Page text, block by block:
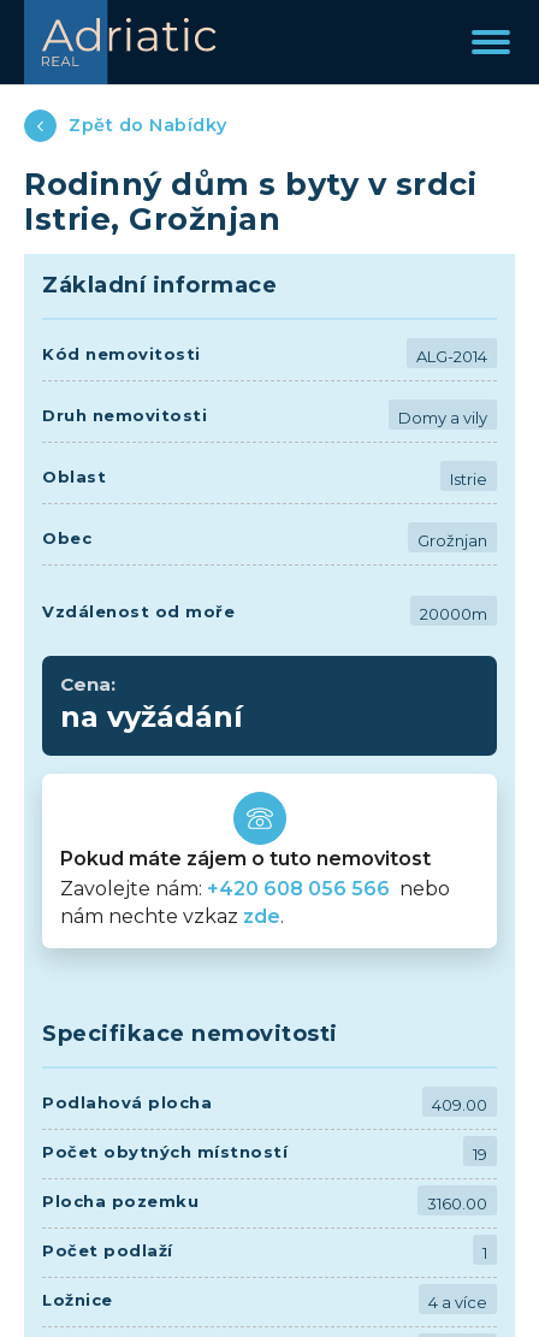
Zpět do Nabídky
Rodinný dům s byty v srdci
Istrie, Grožnjan
Základní informace
Kód nemovitosti ALG-2014
Druh nemovitosti Domy a vily
Oblast Istrie
Obec Grožnjan
Vzdálenost od moře 20000m
Cena:
na vyžádání
Pokud máte zájem o tuto nemovitost
Zavolejte nám: +420 608 056 566 nebo
nám nechte vzkaz zde.
Specifikace nemovitosti
Podlahová plocha 409.00
Počet obytných místností 19
Plocha pozemku 3160.00
Počet podlaží 1
Ložnice 4 a více